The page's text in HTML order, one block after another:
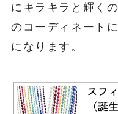
にキラキラと輝く
のコーディネート
になります。